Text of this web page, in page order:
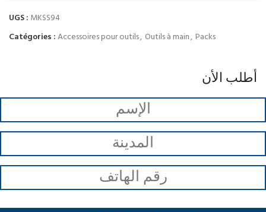
UGS : MKSS94
Catégories :Accessoires pour outils, Outils à main, Packs
أطلب الأن